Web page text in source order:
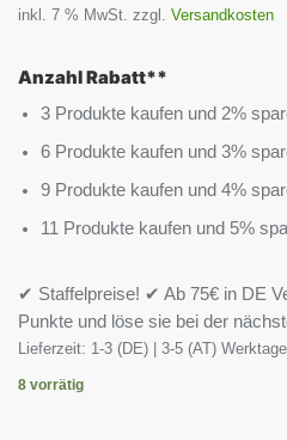
inkl. 7 % MwSt. zzgl. Versandkosten
Anzahl Rabatt**
3 Produkte kaufen und 2%
6 Produkte kaufen und 3%
9 Produkte kaufen und 4%
11 Produkte kaufen und 5%
✔ Staffelpreise! ✔ Ab 75€ in DE
Punkte und löse sie bei der
Lieferzeit: 1-3 (DE) | 3-5 (AT) Werktage
8 vorrätig